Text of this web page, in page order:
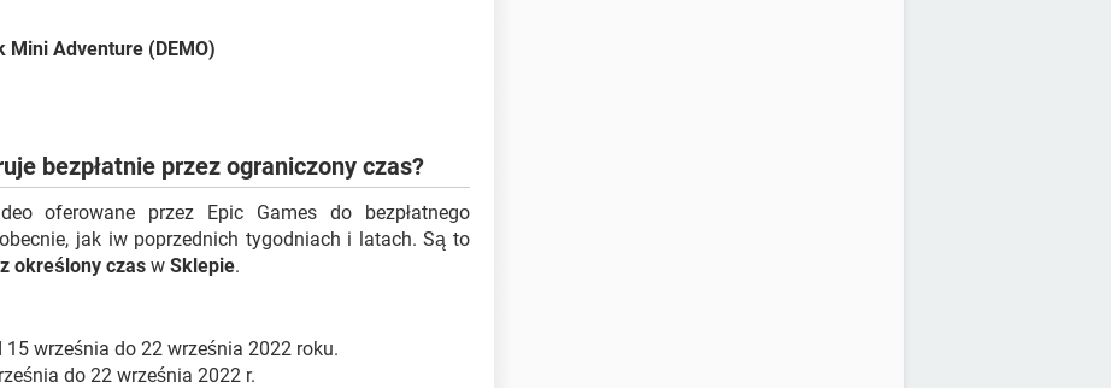
Mini Adventure (DEMO)
bezpłatnie przez ograniczony czas?
oferowane przez Epic Games do bezpłatnego
jak iw poprzednich tygodniach i latach. Są to
określony czas w Sklepie.
15 września do 22 września 2022 roku.
do 22 września 2022 r.